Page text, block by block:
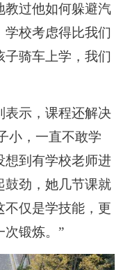
教过他如何躲避汽
校考虑得比我们
子骑车上学，我们
示，课程还解决
小，一直不敢学
想到有学校老师进
鼓劲，她几节课就
不仅是学技能，更
次锻炼。”